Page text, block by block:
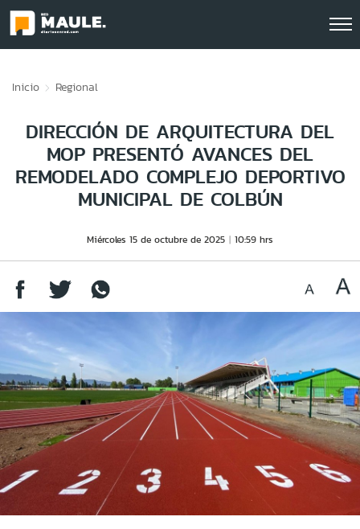
Inicio Regional
DIRECCIÓN DE ARQUITECTURA DEL
MOP PRESENTÓ AVANCES DEL
REMODELADO COMPLEJO DEPORTIVO
MUNICIPAL DE COLBÚN
Miércoles 15 de octubre de 2025 10:59 hrs